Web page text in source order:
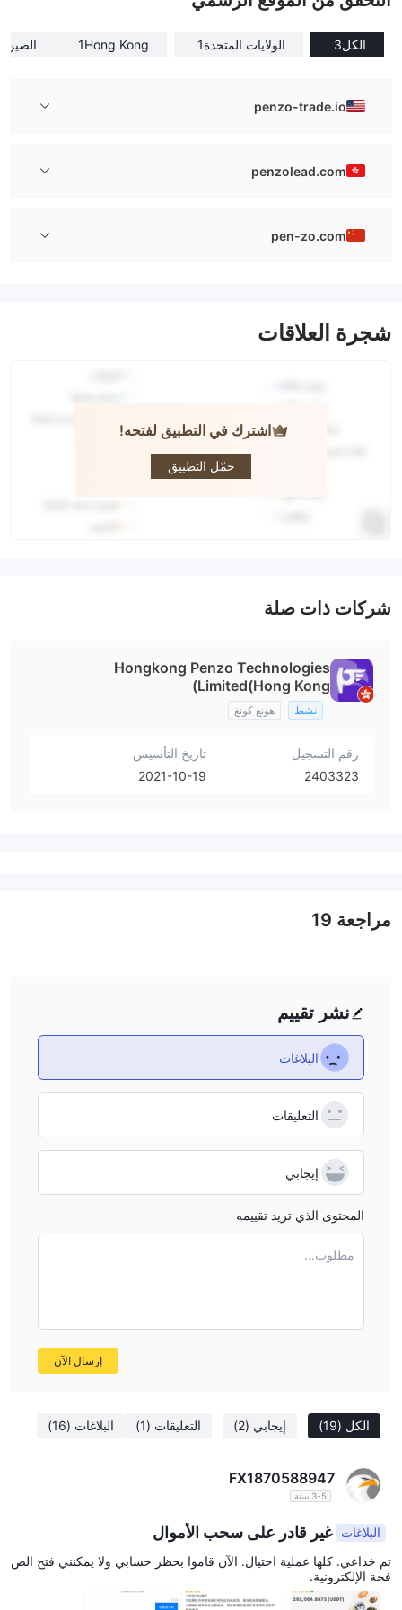
الكل3 الولايات المتحدة1
Hong Kong
1 الصين
penzo-trade.io
penzolead.com
pen-zo.com
شجرة العلاقات
اشترك في التطبيق لفتحه!
حمّل التطبيق
شركات ذات صلة
Hongkong Penzo Technologies
Limited(Hong Kong)
نشط هونغ كونغ
رقم التسجيل
2403323
تاريخ التأسيس
2021-10-19
الكل (19) إيجابي (2) التعليقات (1) البلاغات (16)
FX1870588947
3-5 سنة
البلاغات غير قادر على سحب الأموال
تم خداعي. كلها عملية احتيال. الآن قاموا بحظر حسابي ولا يمكنني فتح الص
فحة الإلكترونية.
نشر تقييم
البلاغات
التعليقات
إيجابي
المحتوى الذي تريد تقييمه
مطلوب...
إرسال الآن
مراجعة